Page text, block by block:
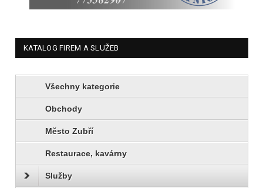
KATALOG FIREM A SLUŽEB
Všechny kategorie
Obchody
Město Zubří
Restaurace, kavárny
Služby